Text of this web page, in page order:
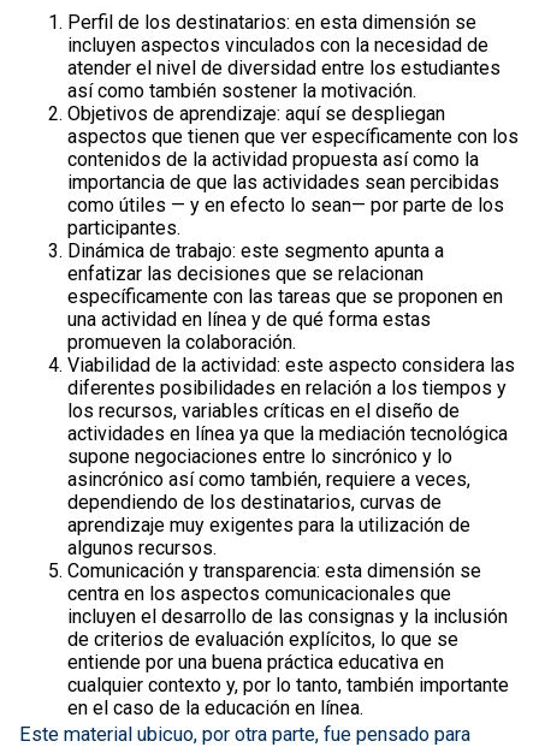
Perfil de los destinatarios: en esta dimensión se
incluyen aspectos vinculados con la necesidad de
atender el nivel de diversidad entre los estudiantes
así como también sostener la motivación.
Objetivos de aprendizaje: aquí se despliegan
aspectos que tienen que ver específicamente con los
contenidos de la actividad propuesta así como la
importancia de que las actividades sean percibidas
como útiles — y en efecto lo sean— por parte de los
participantes.
Dinámica de trabajo: este segmento apunta a
enfatizar las decisiones que se relacionan
específicamente con las tareas que se proponen en
una actividad en línea y de qué forma estas
promueven la colaboración.
Viabilidad de la actividad: este aspecto considera las
diferentes posibilidades en relación a los tiempos y
los recursos, variables críticas en el diseño de
actividades en línea ya que la mediación tecnológica
supone negociaciones entre lo sincrónico y lo
asincrónico así como también, requiere a veces,
dependiendo de los destinatarios, curvas de
aprendizaje muy exigentes para la utilización de
algunos recursos.
Comunicación y transparencia: esta dimensión se
centra en los aspectos comunicacionales que
incluyen el desarrollo de las consignas y la inclusión
de criterios de evaluación explícitos, lo que se
entiende por una buena práctica educativa en
cualquier contexto y, por lo tanto, también importante
en el caso de la educación en línea.
Este material ubicuo, por otra parte, fue pensado para